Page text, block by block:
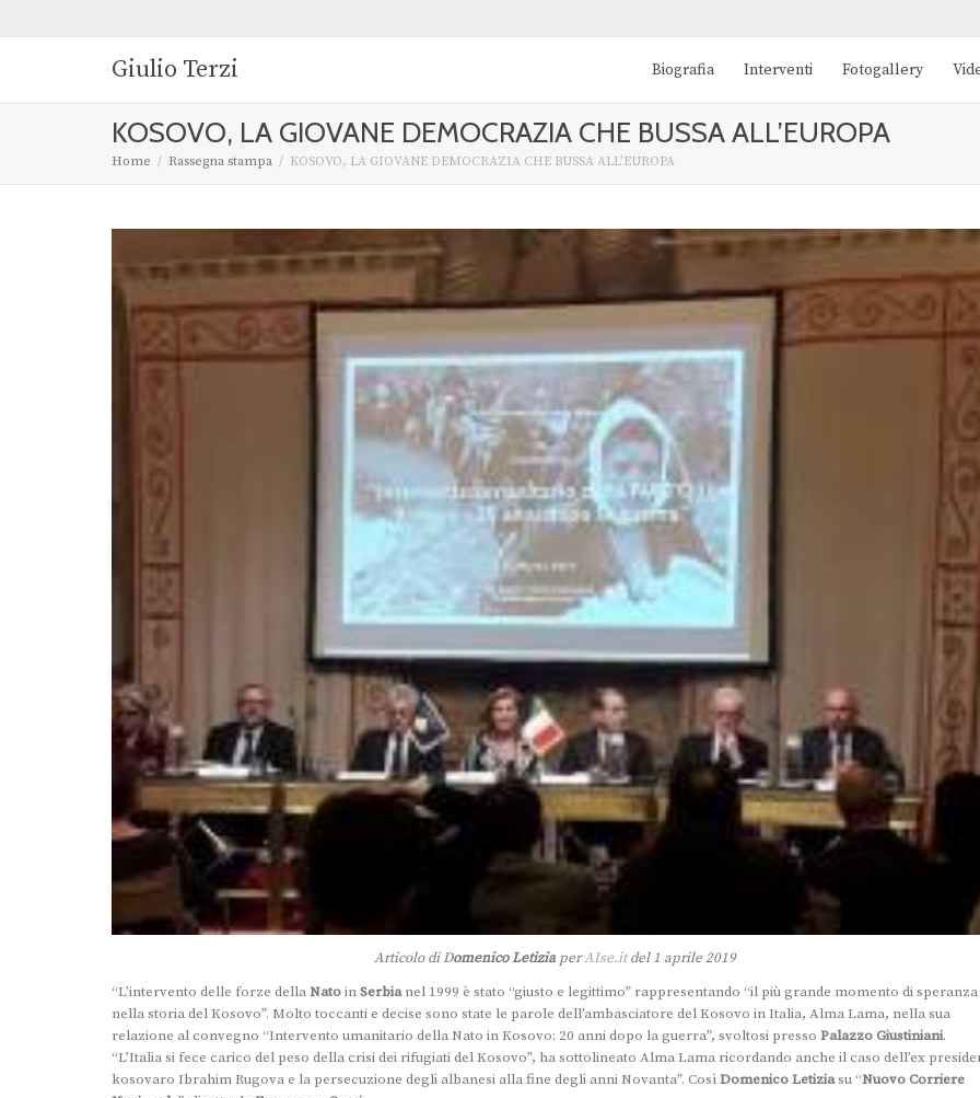
Giulio Terzi Biografia Interventi Fotogallery
KOSOVO, LA GIOVANE DEMOCRAZIA CHE BUSSA ALL’EUROPA
Home Rassegna stampa KOSOVO, LA GIOVANE DEMOCRAZIA CHE BUSSA ALL’EUROPA
Articolo di Domenico Letizia perAIse.itdel 1 aprile 2019
“L’intervento delle forze dellaNatoinSerbianel 1999 è stato “giusto e legittimo” rappresentando “il più grande momento di speranza
nella storia del Kosovo”. Molto toccanti e decise sono state le parole dell’ambasciatore del Kosovo in Italia, Alma Lama, nella sua
relazione al convegno “Intervento umanitario della Nato in Kosovo: 20 anni dopo la guerra”, svoltosi presso Palazzo Giustiniani.
“L’Italia si fece carico del peso della crisi dei rifugiati del Kosovo”, ha sottolineato Alma Lama ricordando anche il caso dell’ex
kosovaro Ibrahim Rugova e la persecuzione degli albanesi alla fine degli anni Novanta”. CosìDomenico Letiziasu “Nuovo Corriere